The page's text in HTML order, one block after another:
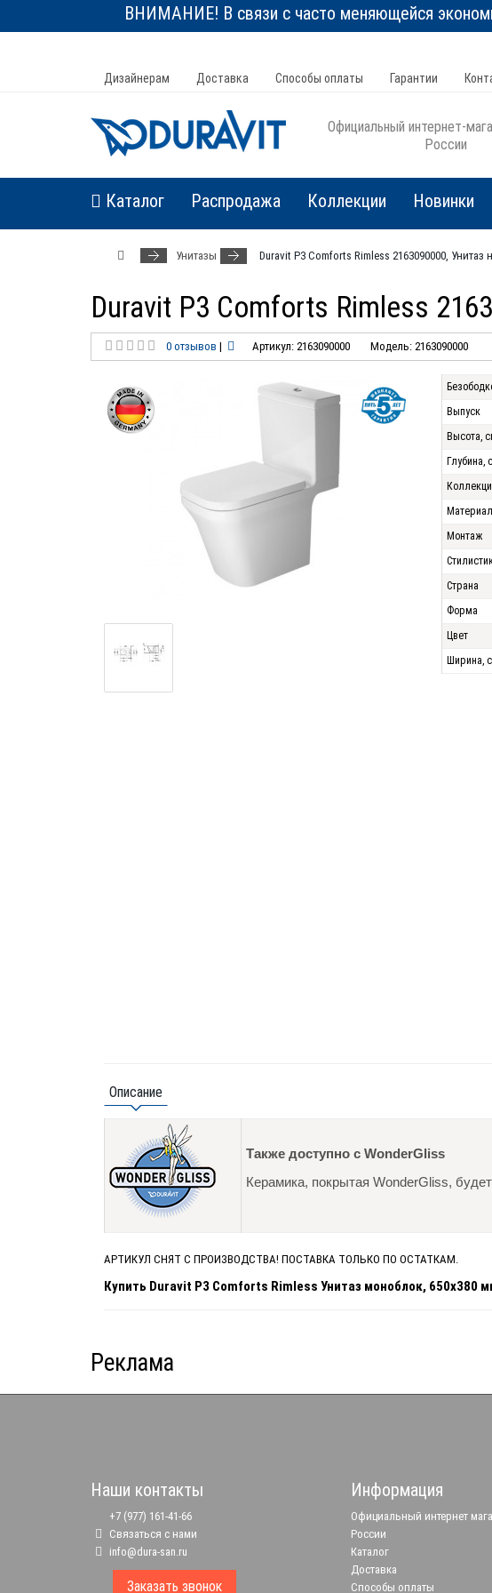
ВНИМАНИЕ! В связи с часто меняющейся
Дизайнерам Доставка Способы оплаты Гарантии
Официальный интернет-
России
Каталог Распродажа Коллекции Новинки
Унитазы Duravit P3 Comforts Rimless 2163090000,
Duravit P3 Comforts Rimless
0 отзывов | Артикул: 2163090000 Модель: 2163090000
Выпуск
Высота,
Глубина,
Материал
Монтаж
Страна
Форма
Цвет
Ширина,
Описание
Также доступно с WonderGliss
Керамика, покрытая WonderGliss,
АРТИКУЛ СНЯТ С ПРОИЗВОДСТВА! ПОСТАВКА ТОЛЬКО ПО ОСТАТКАМ.
Купить Duravit P3 Comforts Rimless Унитаз моноблок, 650х380
Реклама
Наши контакты
+7 (977) 161-41-66
Связаться с нами
info@dura-san.ru
Заказать звонок
Информация
Официальный интернет
России
Каталог
Доставка
Способы оплаты